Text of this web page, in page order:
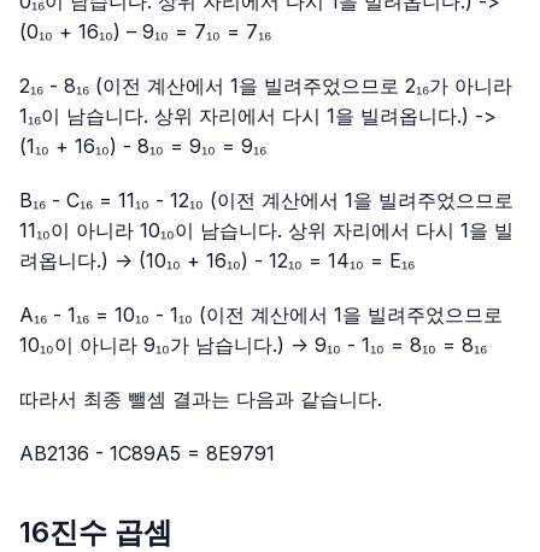
(0₁₀ + 16₁₀) – 9₁₀ = 7₁₀ = 7₁₆
2₁₆ - 8₁₆ (이전 계산에서 1을 빌려주었으므로 2₁₆가 아니라
1₁₆이 남습니다. 상위 자리에서 다시 1을 빌려옵니다.) ->
(1₁₀ + 16₁₀) - 8₁₀ = 9₁₀ = 9₁₆
B₁₆ - C₁₆ = 11₁₀ - 12₁₀ (이전 계산에서 1을 빌려주었으므로
11₁₀이 아니라 10₁₀이 남습니다. 상위 자리에서 다시 1을 빌
려옵니다.) -> (10₁₀ + 16₁₀) - 12₁₀ = 14₁₀ = E₁₆
A₁₆ - 1₁₆ = 10₁₀ - 1₁₀ (이전 계산에서 1을 빌려주었으므로
10₁₀이 아니라 9₁₀가 남습니다.) -> 9₁₀ - 1₁₀ = 8₁₀ = 8₁₆
따라서 최종 뺄셈 결과는 다음과 같습니다.
AB2136 - 1C89A5 = 8E9791
16진수 곱셈